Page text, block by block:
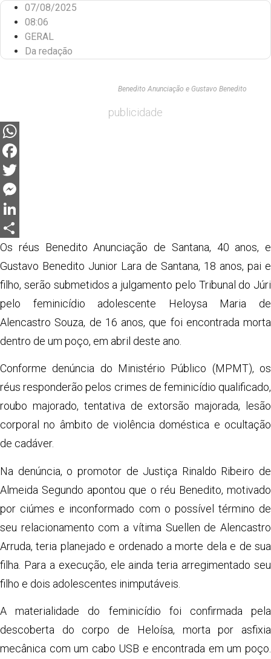
07/08/2025
08:06
GERAL
Da redação
Benedito Anunciação e Gustavo Benedito
publicidade
WhatsApp
Facebook
Twitter
Messenger
LinkedIn
Share
Os réus Benedito Anunciação de Santana, 40 anos, e
Gustavo Benedito Junior Lara de Santana, 18 anos, pai e
filho, serão submetidos a julgamento pelo Tribunal do Júri
pelo feminicídio adolescente Heloysa Maria de
Alencastro Souza, de 16 anos, que foi encontrada morta
dentro de um poço, em abril deste ano.
Conforme denúncia do Ministério Público (MPMT), os
réus responderão pelos crimes de feminicídio qualificado,
roubo majorado, tentativa de extorsão majorada, lesão
corporal no âmbito de violência doméstica e ocultação
de cadáver.
Na denúncia, o promotor de Justiça Rinaldo Ribeiro de
Almeida Segundo apontou que o réu Benedito, motivado
por ciúmes e inconformado com o possível término de
seu relacionamento com a vítima Suellen de Alencastro
Arruda, teria planejado e ordenado a morte dela e de sua
filha. Para a execução, ele ainda teria arregimentado seu
filho e dois adolescentes inimputáveis.
A materialidade do feminicídio foi confirmada pela
descoberta do corpo de Heloísa, morta por asfixia
mecânica com um cabo USB e encontrada em um poço.